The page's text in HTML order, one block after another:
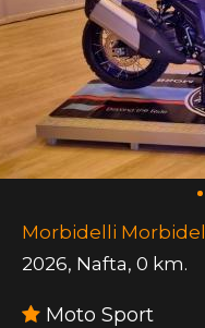
Morbidelli
2026, Nafta, 0 km.
Moto Sport